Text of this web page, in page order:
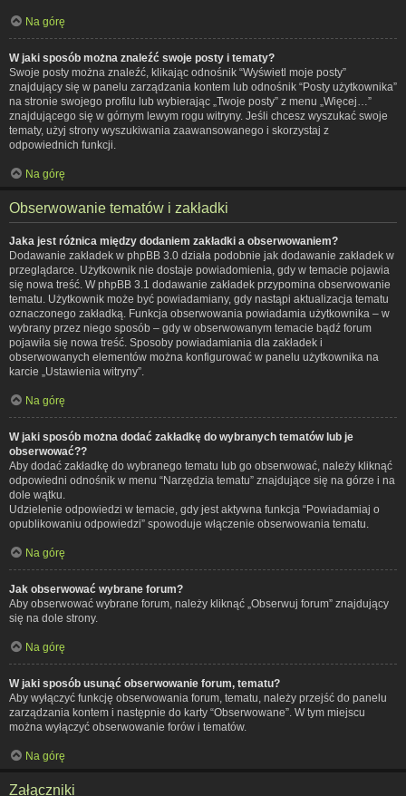
Na górę
W jaki sposób można znaleźć swoje posty i tematy?
Swoje posty można znaleźć, klikając odnośnik “Wyświetl moje posty”
znajdujący się w panelu zarządzania kontem lub odnośnik “Posty użytkownika”
na stronie swojego profilu lub wybierając „Twoje posty” z menu „Więcej…”
znajdującego się w górnym lewym rogu witryny. Jeśli chcesz wyszukać swoje
tematy, użyj strony wyszukiwania zaawansowanego i skorzystaj z
odpowiednich funkcji.
Na górę
Obserwowanie tematów i zakładki
Jaka jest różnica między dodaniem zakładki a obserwowaniem?
Dodawanie zakładek w phpBB 3.0 działa podobnie jak dodawanie zakładek w
przeglądarce. Użytkownik nie dostaje powiadomienia, gdy w temacie pojawia
się nowa treść. W phpBB 3.1 dodawanie zakładek przypomina obserwowanie
tematu. Użytkownik może być powiadamiany, gdy nastąpi aktualizacja tematu
oznaczonego zakładką. Funkcja obserwowania powiadamia użytkownika – w
wybrany przez niego sposób – gdy w obserwowanym temacie bądź forum
pojawiła się nowa treść. Sposoby powiadamiania dla zakładek i
obserwowanych elementów można konfigurować w panelu użytkownika na
karcie „Ustawienia witryny”.
Na górę
W jaki sposób można dodać zakładkę do wybranych tematów lub je
obserwować??
Aby dodać zakładkę do wybranego tematu lub go obserwować, należy kliknąć
odpowiedni odnośnik w menu “Narzędzia tematu” znajdujące się na górze i na
dole wątku.
Udzielenie odpowiedzi w temacie, gdy jest aktywna funkcja “Powiadamiaj o
opublikowaniu odpowiedzi” spowoduje włączenie obserwowania tematu.
Na górę
Jak obserwować wybrane forum?
Aby obserwować wybrane forum, należy kliknąć „Obserwuj forum” znajdujący
się na dole strony.
Na górę
W jaki sposób usunąć obserwowanie forum, tematu?
Aby wyłączyć funkcję obserwowania forum, tematu, należy przejść do panelu
zarządzania kontem i następnie do karty “Obserwowane”. W tym miejscu
można wyłączyć obserwowanie forów i tematów.
Na górę
Załączniki